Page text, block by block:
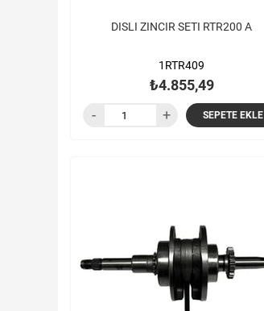
DISLI ZINCIR SETI RTR200 A
1RTR409
₺4.855,49
SEPETE EKLE